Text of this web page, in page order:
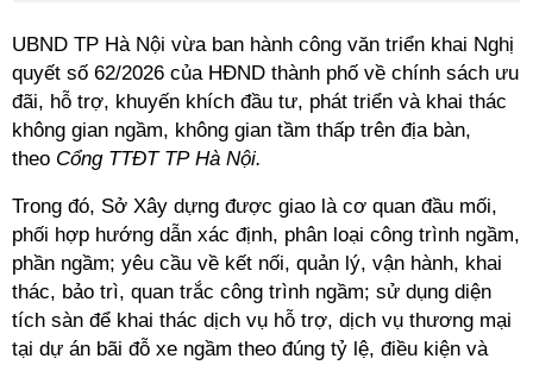
UBND TP Hà Nội vừa ban hành công văn triển khai Nghị
quyết số 62/2026 của HĐND thành phố về chính sách ưu
đãi, hỗ trợ, khuyến khích đầu tư, phát triển và khai thác
không gian ngầm, không gian tầm thấp trên địa bàn,
theo Cổng TTĐT TP Hà Nội.
Trong đó, Sở Xây dựng được giao là cơ quan đầu mối,
phối hợp hướng dẫn xác định, phân loại công trình ngầm,
phần ngầm; yêu cầu về kết nối, quản lý, vận hành, khai
thác, bảo trì, quan trắc công trình ngầm; sử dụng diện
tích sàn để khai thác dịch vụ hỗ trợ, dịch vụ thương mại
tại dự án bãi đỗ xe ngầm theo đúng tỷ lệ, điều kiện và